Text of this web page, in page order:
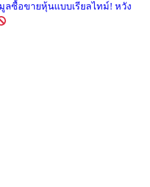
ลซื้อขายหุ้นแบบเรียลไทม์! หวัง